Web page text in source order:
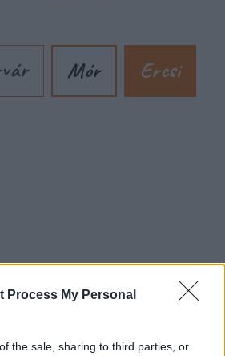
Process My Personal
the sale, sharing to third parties, or
Mór Ercsi